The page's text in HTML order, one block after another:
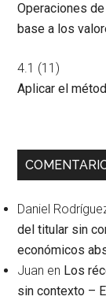
Operaciones
base a los
4.1 (11)
Aplicar el
Daniel
del titular sin
económicos
Juan en Los
sin contexto –